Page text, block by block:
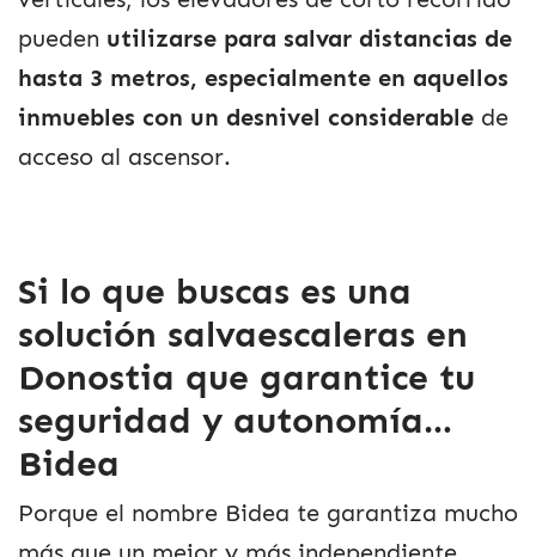
pueden utilizarse para salvar distancias de
hasta 3 metros, especialmente en aquellos
inmuebles con un desnivel considerable de
acceso al ascensor.
Si lo que buscas es una
solución salvaescaleras en
Donostia que garantice tu
seguridad y autonomía…
Bidea
Porque el nombre Bidea te garantiza mucho